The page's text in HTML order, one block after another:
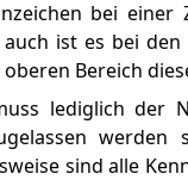
bei einer
ist es bei
Bereich
lediglich der
sind alle